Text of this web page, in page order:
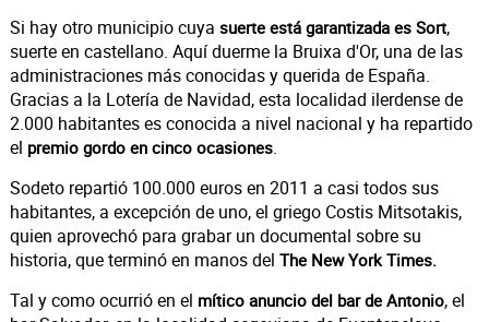
Si hay otro municipio cuya suerte está garantizada es Sort,
suerte en castellano. Aquí duerme la Bruixa d'Or, una de las
administraciones más conocidas y querida de España.
Gracias a la Lotería de Navidad, esta localidad ilerdense de
2.000 habitantes es conocida a nivel nacional y ha repartido
el premio gordo en cinco ocasiones.
Sodeto repartió 100.000 euros en 2011 a casi todos sus
habitantes, a excepción de uno, el griego Costis Mitsotakis,
quien aprovechó para grabar un documental sobre su
historia, que terminó en manos del The New York Times.
Tal y como ocurrió en el mítico anuncio del bar de Antonio, el